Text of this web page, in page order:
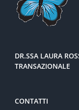
DR.SSA LAURA
TRANSAZIONALE
CONTATTI